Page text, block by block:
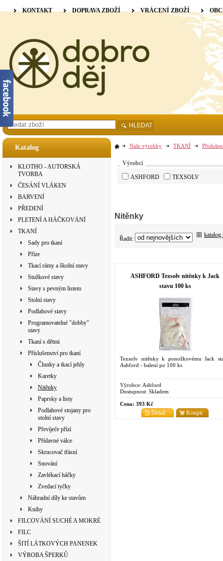
Katalog
KLOTHO - AUTORSKÁ
TVORBA
ČESÁNÍ VLÁKEN
BARVENÍ
PŘEDENÍ
PLETENÍ A HÁČKOVÁNÍ
TKANÍ
Sady pro tkaní
Příze
Tkací rámy a školní stavy
Stužkové stavy
Stavy s pevným listem
Stolní stavy
Podlahové stavy
Programovatelné "dobby"
stavy
Tkaní s dětmi
Příslušenství pro tkaní
Člunky a tkací jehly
Karetky
Nitěnky
Paprsky a listy
Podlahové stojany pro
stolní stavy
Převíječe přízí
Přídavné válce
Skrucovač třásní
Snování
Zavlékací háčky
Zvedací tyčky
Náhradní díly ke stavům
Knihy
FILCOVÁNÍ SUCHÉ A MOKRÉ
FILC
ŠITÍ LÁTKOVÝCH PANENEK
VÝROBA ŠPERKŮ
Naše výrobky TKANÍ
Výrobci
ASHFORD
TEXSOLV
Nitěnky
Řadit:
katalog
ASHFORD Texsolv nitěnky k Jack
stavu 100 ks
Texsolv nitěnky k ponožkovému Jack
Ashford - balení po 100 ks
Výrobce: Ashford
Dostupnost: Skladem
Cena: 393 Kč
Koupit
Detail
KONTAKT DOPRAVA ZBOŽÍ VRÁCENÍ ZBOŽÍ
HLEDAT